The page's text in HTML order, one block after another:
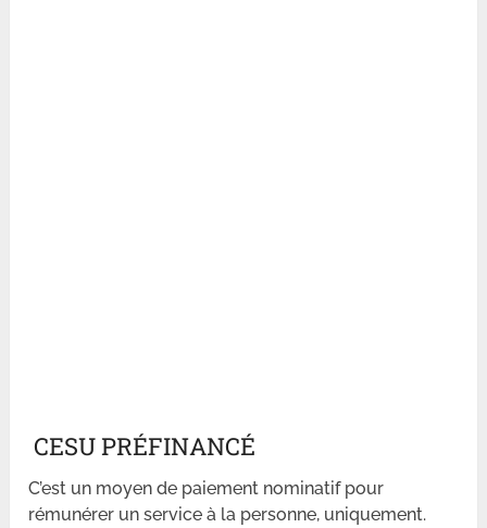
CESU PRÉFINANCÉ
C’est un moyen de paiement nominatif pour
rémunérer un service à la personne, uniquement.